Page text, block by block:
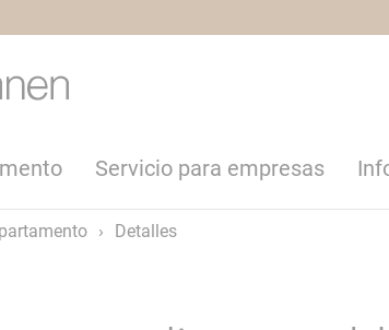
Servicio para empresas
› Detalles